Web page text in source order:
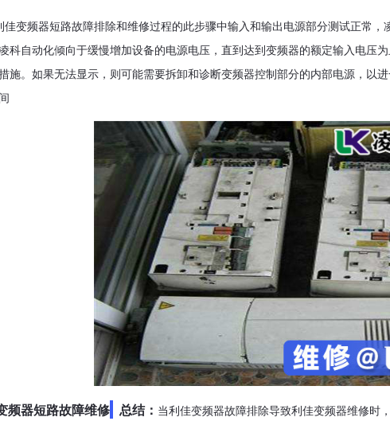
佳变频器短路故障排除和维修过程的此步骤中输入和输出电源部分测试正常
科自动化倾向于缓慢增加设备的电源电压，直到达到变频器的额定输入电压
施。如果无法显示，则可能需要拆卸和诊断变频器控制部分的内部电源，以
频器短路故障维修 总结： 当利佳变频器故障排除导致利佳变频器维修时